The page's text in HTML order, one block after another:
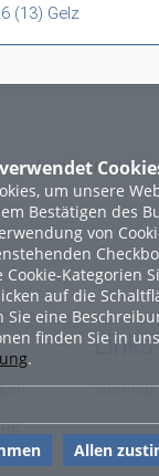
um unsere
Bestätigen des
von
Kategorien
auf die
eine
finden Sie in
.
Allen
(13) Gelz
LADE MEHR
Links
Sitemap